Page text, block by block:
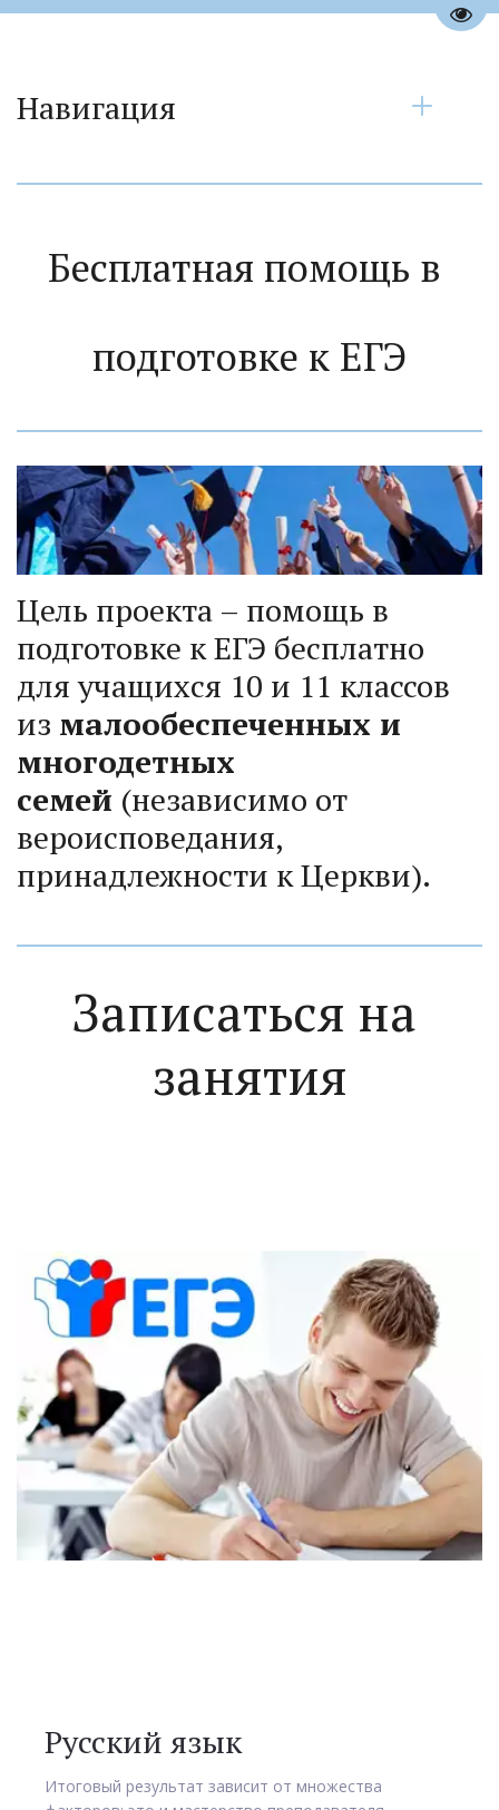
Навигация
Бесплатная помощь в
подготовке к ЕГЭ
Цель проекта – помощь в
подготовке к ЕГЭ бесплатно
для учащихся 10 и 11 классов
из малообеспеченных и
многодетных
семей (независимо от
вероисповедания,
принадлежности к Церкви).
Записаться на
занятия
Русский язык
Итоговый результат зависит от множества